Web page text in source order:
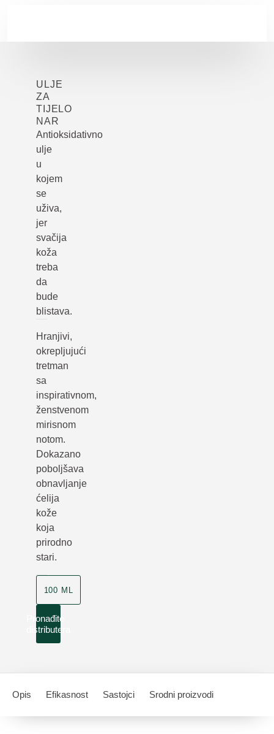
ULJE
ZA
TIJELO
NAR
Antioksidativno
ulje
u
kojem
se
uživa,
jer
svačija
koža
treba
da
bude
blistava.
Hranjivi,
okrepljujući
tretman
sa
inspirativnom,
ženstvenom
mirisnom
notom.
Dokazano
poboljšava
obnavljanje
ćelija
kože
koja
prirodno
stari.
100 ML
Pronađite
distributera
Opis Efikasnost Sastojci Srodni proizvodi